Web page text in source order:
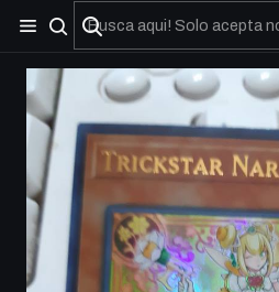
No olviden reportar sus depositos